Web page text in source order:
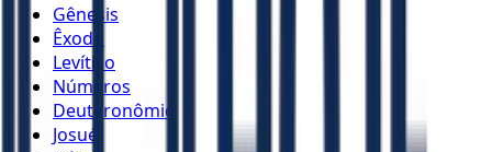
Gênesis
Êxodo
Levítico
Números
Deuteronômio
Josué